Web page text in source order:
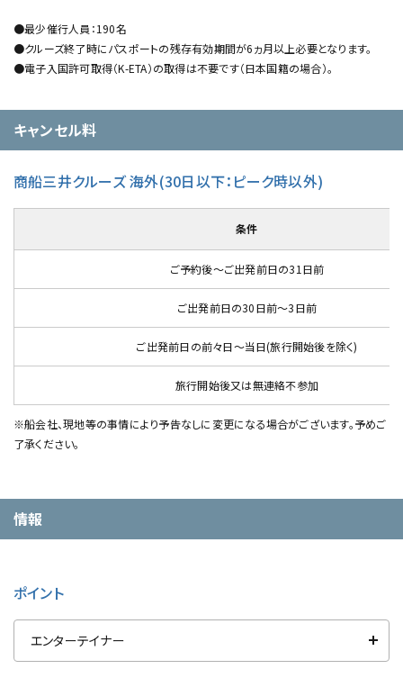
●最少催行人員：190名
●クルーズ終了時にパスポートの残存有効期間が6ヵ月以上必要となります。
●電子入国許可取得（K-ETA）の取得は不要です（日本国籍の場合）。
キャンセル料
商船三井クルーズ 海外(30日以下：ピーク時以外)
条件
ご予約後～ご出発前日の31日前
ご出発前日の30日前～3日前
ご出発前日の前々日～当日(旅行開始後を除く)
旅行開始後又は無連絡不参加
※船会社、現地等の事情により予告なしに変更になる場合がございます。予めご
了承ください。
情報
ポイント
エンターテイナー